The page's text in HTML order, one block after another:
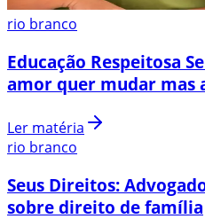
rio branco
Educação Respeitosa
amor quer mudar mas
Ler matéria
rio branco
Seus Direitos:
sobre direito de família